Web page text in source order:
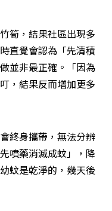
筍，結果社區出現多
直覺會認為「先清積
並非最正確。「因為
，結果反而增加更多
終身攜帶，無法分辨
噴藥消滅成蚊」，降
蚊是乾淨的，幾天後